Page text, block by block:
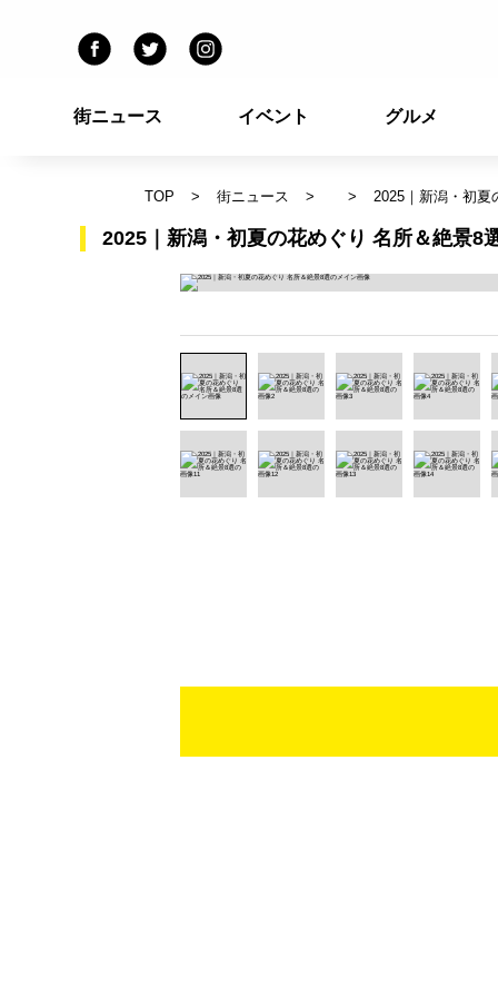
街ニュース イベント グルメ
TOP 街ニュース 2025｜新潟・初夏
2025｜新潟・初夏の花めぐり 名所＆絶景8